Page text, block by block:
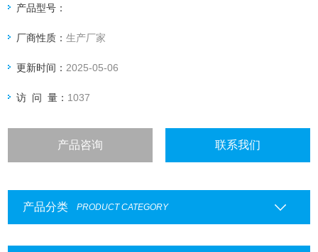
统，大大提高了涂布精度与均匀性。纳米催化剂涂布试验机在
产品型号：
厂商性质：生产厂家
更新时间： 2025-05-06
访 问 量： 1037
产品咨询 联系我们
产品分类 PRODUCT CATEGORY